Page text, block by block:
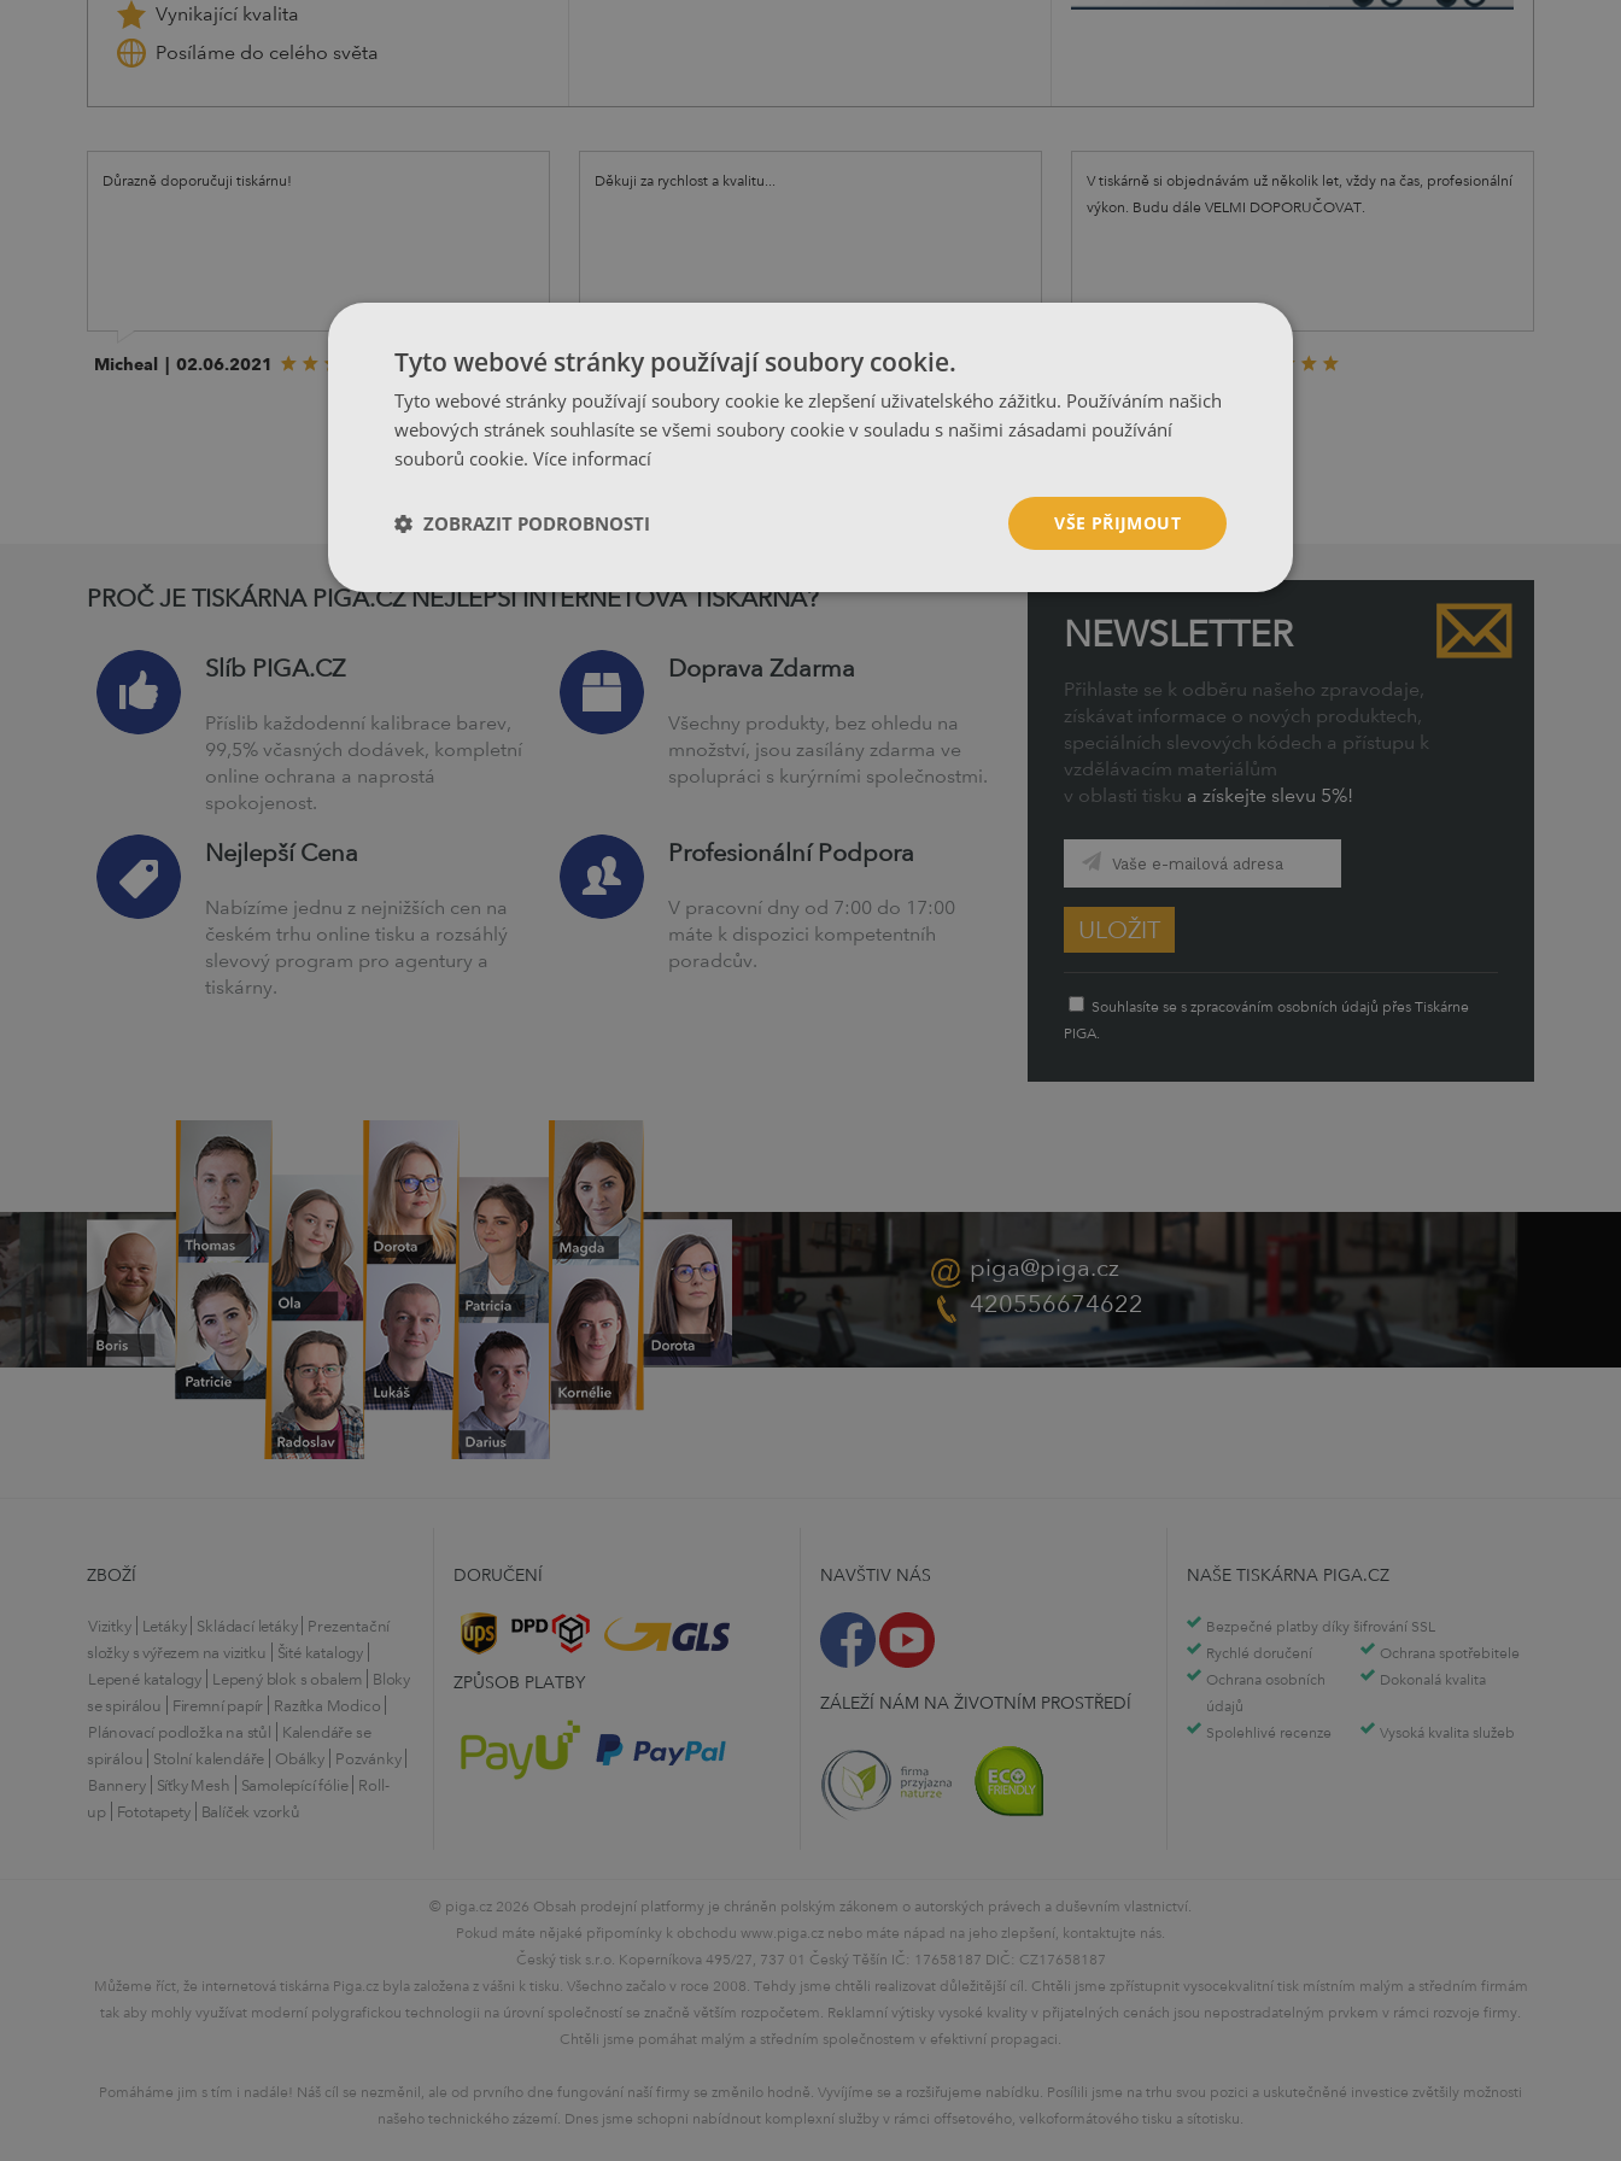
Vynikající kvalita
Posíláme do celého světa
Důrazně doporučuji tiskárnu!
Micheal | 02.06.2021
Děkuji za rychlost a kvalitu...
Colorprint | 09.10.2017
V tiskárně si objednávám už několik let, vždy na čas, profesionální
výkon. Budu dále VELMI DOPORUČOVAT.
ZOBRAZIT DALŠÍ KOMENTÁŘE.
PROČ JE TISKÁRNA PIGA.CZ NEJLEPŠÍ INTERNETOVÁ TISKÁRNA?
Slíb PIGA.CZ
Příslib každodenní kalibrace barev,
99,5% včasných dodávek, kompletní
online ochrana a naprostá
spokojenost.
Doprava Zdarma
Všechny produkty, bez ohledu na
množství, jsou zasílány zdarma ve
spolupráci s kurýrními společnostmi.
Nejlepší Cena
Nabízíme jednu z nejnižších cen na
českém trhu online tisku a rozsáhlý
slevový program pro agentury a
tiskárny.
Profesionální Podpora
V pracovní dny od 7:00 do 17:00
máte k dispozici kompetentníh
poradcův.
NEWSLETTER
Přihlaste se k odběru našeho zpravodaje,
získávat informace o nových produktech,
speciálních slevových kódech a přístupu k
vzdělávacím materiálům
v oblasti tisku a získejte slevu 5%!
ULOŽIT
Souhlasíte se s zpracováním osobních údajů přes Tiskárne
PIGA.
piga@piga.cz
420556674622
ZBOŽÍ
Vizitky Letáky Skládací letáky Prezentační
složky s výřezem na vizitku
Šité katalogy
Lepené katalogy
Lepený blok s obalem
Bloky
se spirálou
Firemní papír
Razítka Modico
Plánovací podložka na stůl
Kalendáře se
spirálou
Stolní kalendáře Obálky
Pozvánky
Bannery
Síťky Mesh Samolepící fólie Roll-
up
Fototapety Balíček vzorků
DORUČENÍ
ZPŮSOB PLATBY
NAVŠTIV NÁS
ZÁLEŽÍ NÁM NA ŽIVOTNÍM PROSTŘEDÍ
NAŠE TISKÁRNA PIGA.CZ
Bezpečné platby díky šifrování SSL
Rychlé doručení
Ochrana spotřebitele
Ochrana osobních
údajů
Dokonalá kvalita
Spolehlivé recenze Vysoká kvalita služeb
© piga.cz 2026 Obsah prodejní platformy je chráněn polským zákonem o autorských právech a duševním vlastnictví.
Pokud máte nějaké připomínky k obchodu www.piga.cz nebo máte nápad na jeho zlepšení, kontaktujte nás.
Český tisk s.r.o. Koperníkova 495/27, 737 01 Český Těšín IČ: 17658187 DIČ: CZ17658187
Můžeme říct, že internetová tiskárna Piga.cz byla založena z vášni k tisku. Všechno začalo v roce 2008. Tehdy jsme chtěli realizovat důležitější cíl. Chtěli jsme zpřístupnit vysocekvalitní tisk místním malým a středním firmám
tak aby mohly využívat moderní polygrafickou technologii na úrovní společností se značně větším rozpočetem. Reklamní výtisky vysoké kvality v přijatelných cenách jsou nepostradatelným prvkem v rámci rozvoje firmy.
Chtěli jsme pomáhat malým a středním společnostem v efektivní propagaci.
Pomáháme jim s tím i nadále! Náš cíl se nezměnil, ale od prvního dne fungování naší firmy se změnilo hodně. Vyvíjíme se a rozšiřujeme nabídku. Posílili jsme na trhu svou pozici a uskutečněné investice zvětšily možnosti
našeho technického zázemí. Dnes jsme schopni nabídnout komplexní služby v rámci offsetového, velkoformátového tisku a sítotisku.
Tyto webové stránky používají soubory cookie.
Tyto webové stránky používají soubory cookie ke zlepšení uživatelského zážitku. Používáním našich
webových stránek souhlasíte se všemi soubory cookie v souladu s našimi zásadami používání
souborů cookie. Více informací
VŠE PŘIJMOUT
ZOBRAZIT PODROBNOSTI